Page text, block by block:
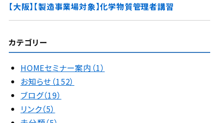
【大阪】【製造事業場対象】化学物質管理者講習
カテゴリー
HOMEセミナー案内（1）
お知らせ（152）
ブログ（19）
リンク（5）